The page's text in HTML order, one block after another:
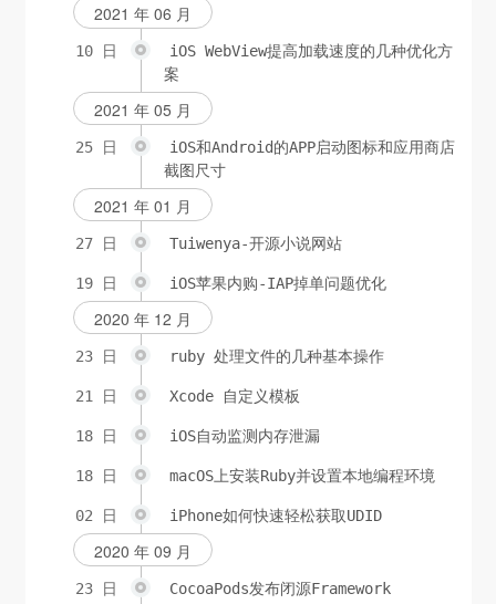
2021 年 06 月
10 日
iOS WebView提高加载速度的几种优化方
案
2021 年 05 月
25 日
iOS和Android的APP启动图标和应用商店
截图尺寸
2021 年 01 月
27 日 Tuiwenya-开源小说网站
19 日 iOS苹果内购-IAP掉单问题优化
2020 年 12 月
23 日 ruby 处理文件的几种基本操作
21 日 Xcode 自定义模板
18 日 iOS自动监测内存泄漏
18 日 macOS上安装Ruby并设置本地编程环境
02 日 iPhone如何快速轻松获取UDID
2020 年 09 月
23 日 CocoaPods发布闭源Framework